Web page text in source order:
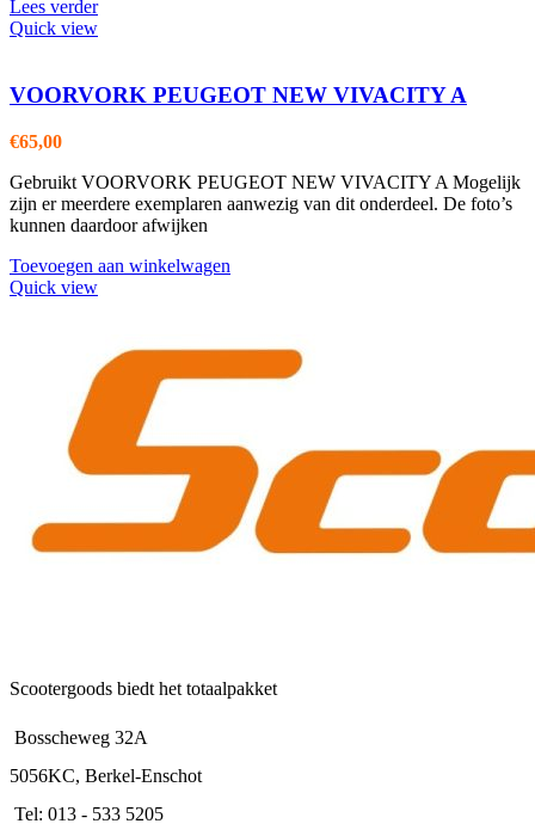
Lees verder
Quick view
VOORVORK PEUGEOT NEW VIVACITY A
€65,00
Gebruikt VOORVORK PEUGEOT NEW VIVACITY A Mogelijk
zijn er meerdere exemplaren aanwezig van dit onderdeel. De foto’s
kunnen daardoor afwijken
Toevoegen aan winkelwagen
Quick view
Scootergoods biedt het totaalpakket
Bosscheweg 32A
5056KC, Berkel-Enschot
Tel: 013 - 533 5205